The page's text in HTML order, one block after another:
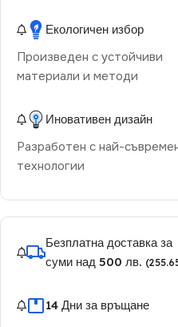
Екологичен избор
Произведен с устойчиви
материали и методи
Иновативен дизайн
Разработен с най-
технологии
Безплатна доставка за
суми над 500 лв.
14 Дни за връщане